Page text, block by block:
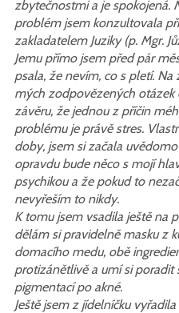
zbytečnostmi a je spokojená.
problém jsem konzultovala
zakladatelem Juziky (p. Mgr.
Jemu přímo jsem před pár
psala, že nevím, co s pletí. Na
mých zodpovězených otázek
závěru, že jednou z příčin
problému je právě stres.
doby, jsem si začala
opravdu bude něco s mojí
psychikou a že pokud to
nevyřeším to nikdy.
K tomu jsem vsadila ještě na
dělám si pravidelně masku z
domacího medu, obě
protizánětlivě a umí si poradit
pigmentací po akné.
Ještě jsem z jídelníčku